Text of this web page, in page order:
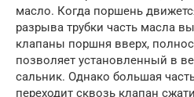
масло. Когда поршень
разрыва трубки часть масла
клапаны поршня вверх,
позволяет установленный в
сальник. Однако большая
переходит сквозь клапан